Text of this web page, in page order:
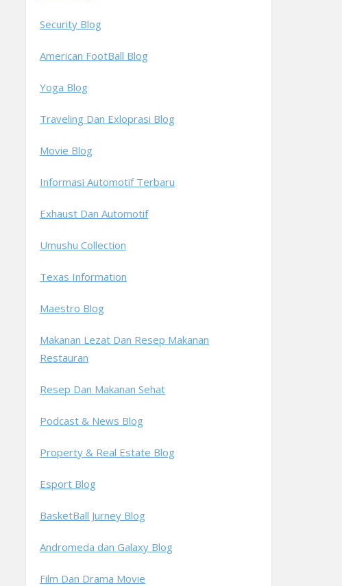
Security Blog
American FootBall Blog
Yoga Blog
Traveling Dan Exloprasi Blog
Movie Blog
Informasi Automotif Terbaru
Exhaust Dan Automotif
Umushu Collection
Texas Information
Maestro Blog
Makanan Lezat Dan Resep Makanan
Restauran
Resep Dan Makanan Sehat
Podcast & News Blog
Property & Real Estate Blog
Esport Blog
BasketBall Jurney Blog
Andromeda dan Galaxy Blog
Film Dan Drama Movie